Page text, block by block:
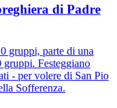
di Padre
gruppi, parte di una
gruppi. Festeggiano
- per volere di San Pio
Sofferenza.